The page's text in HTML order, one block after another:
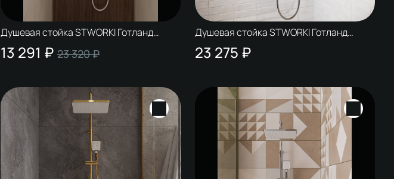
Душевая стойка STWORKI Готланд
S13160CR хром
13 291 ₽ 23 320 ₽
Душевая стойка STWORKI Готланд
W1H303-Grey воронёная сталь
23 275 ₽